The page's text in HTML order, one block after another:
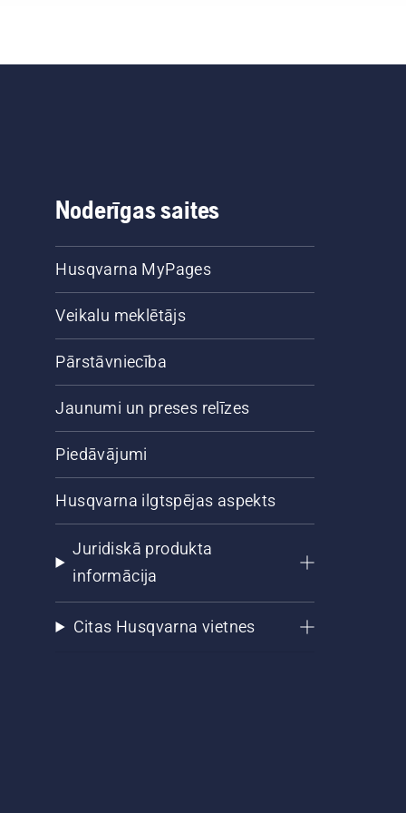
Noderīgas saites
Husqvarna MyPages
Veikalu meklētājs
Pārstāvniecība
Jaunumi un preses relīzes
Piedāvājumi
Husqvarna ilgtspējas aspekts
Juridiskā produkta
informācija
Citas Husqvarna vietnes